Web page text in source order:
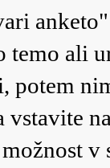
temo ali
potem
vstavite